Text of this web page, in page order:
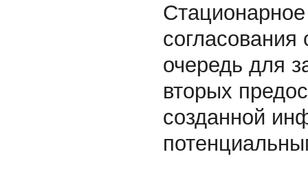
очередь для
вторых
созданной